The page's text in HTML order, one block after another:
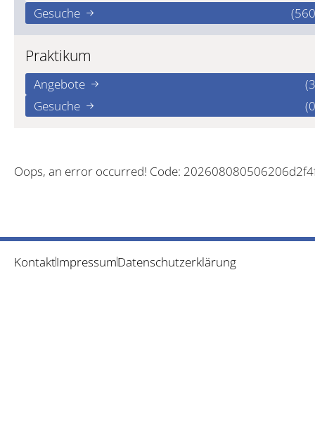
Gesuche
Praktikum
Angebote
Gesuche
Oops, an error occurred! Code:
KontaktImpressumDatenschutzerklärung